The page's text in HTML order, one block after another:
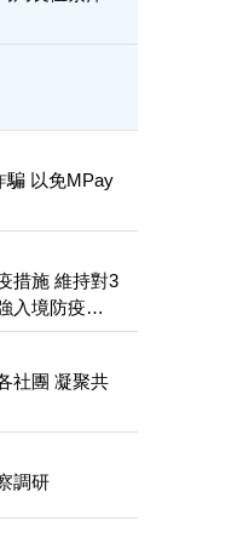
騙 以免MPay
措施 維持對3
入境防疫措
社團 凝聚共
調研